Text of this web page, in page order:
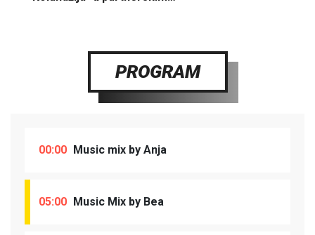
PROGRAM
00:00 Music mix by Anja
05:00 Music Mix by Bea